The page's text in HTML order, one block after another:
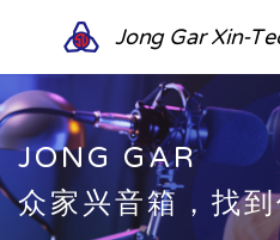
Jong Gar Xin-
JONG GAR
众家兴音箱，找